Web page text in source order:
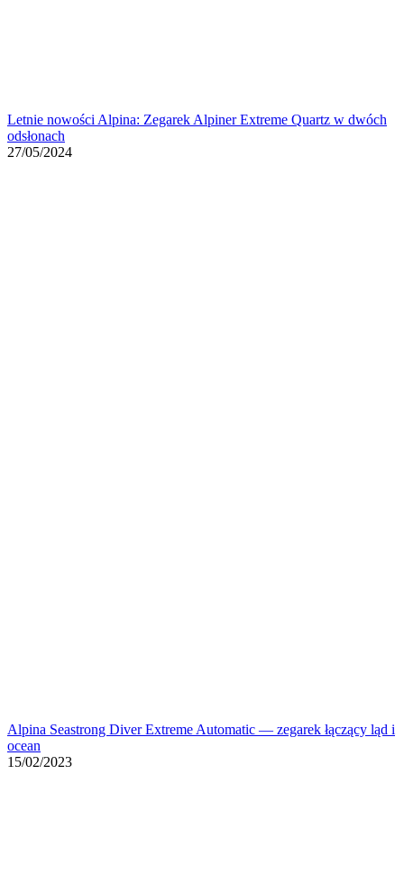
Letnie nowości Alpina: Zegarek Alpiner Extreme Quartz w dwóch
odsłonach
27/05/2024
Alpina Seastrong Diver Extreme Automatic — zegarek łączący ląd i
ocean
15/02/2023